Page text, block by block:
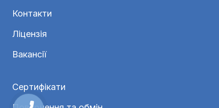
Контакти
Ліцензія
Вакансії
Сертифікати